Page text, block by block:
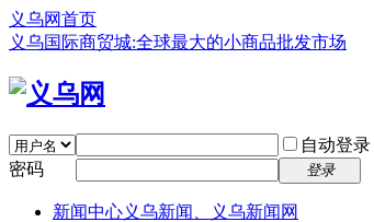
义乌网首页
义乌国际商贸城:全球最大的小商品批发市场
自动登录
密码
登录
新闻中心义乌新闻、义乌新闻网